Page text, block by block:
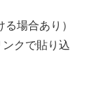
場合あり）
クで貼り込